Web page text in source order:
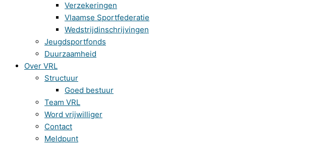
Verzekeringen
Vlaamse Sportfederatie
Wedstrijdinschrijvingen
Jeugdsportfonds
Duurzaamheid
Over VRL
Structuur
Goed bestuur
Team VRL
Word vrijwilliger
Contact
Meldpunt